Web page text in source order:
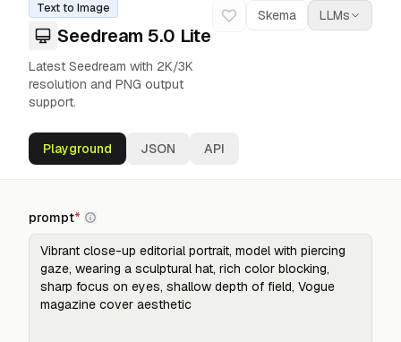
Text to Image
Seedream 5.0 Lite
Latest Seedream with 2K/3K
resolution and PNG output
support.
Skema LLMs
Playground JSON API
prompt*